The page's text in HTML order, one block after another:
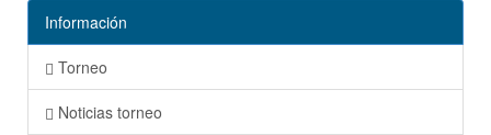
Información
Torneo
Noticias torneo